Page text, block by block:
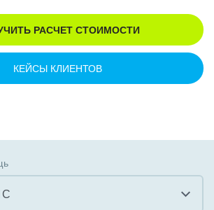
РАСЧЕТ СТОИМОСТИ
КЕЙСЫ КЛИЕНТОВ